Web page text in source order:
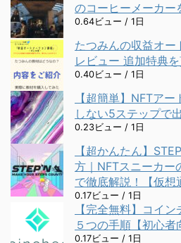
のコーヒーメーカー
0.64ビュー / 1日
たつみんの収益オ
レビュー 追加特典
0.40ビュー / 1日
【超簡単】NFTア
しない5ステップで出
0.23ビュー / 1日
【超かんたん】
方｜NFTスニーカー
で徹底解説！【仮想
0.17ビュー / 1日
【完全無料】コイ
５つの手順【初心者
0.17ビュー / 1日